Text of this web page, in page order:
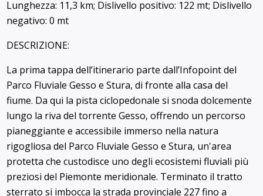
Lunghezza: 11,3 km; Dislivello positivo: 122 mt; Dislivello
negativo: 0 mt
DESCRIZIONE:
La prima tappa dell’itinerario parte dall’Infopoint del
Parco Fluviale Gesso e Stura, di fronte alla casa del
fiume. Da qui la pista ciclopedonale si snoda dolcemente
lungo la riva del torrente Gesso, offrendo un percorso
pianeggiante e accessibile immerso nella natura
rigogliosa del Parco Fluviale Gesso e Stura, un'area
protetta che custodisce uno degli ecosistemi fluviali più
preziosi del Piemonte meridionale. Terminato il tratto
sterrato si imbocca la strada provinciale 227 fino a